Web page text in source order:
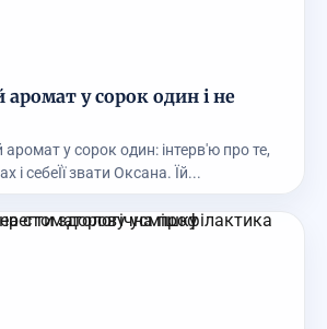
аромат у сорок один і не
у сорок один: інтерв'ю про те,
і себеЇї звати Оксана. Їй...